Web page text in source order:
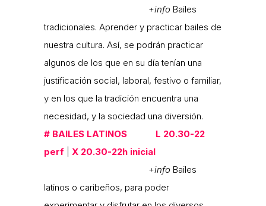
+info Bailes
tradicionales. Aprender y practicar bailes de
nuestra cultura. Así, se podrán practicar
algunos de los que en su día tenían una
justificación social, laboral, festivo o familiar,
y en los que la tradición encuentra una
necesidad, y la sociedad una diversión.
# BAILES LATINOS L 20.30-22
perf
X 20.30-22h inicial
+info Bailes
latinos o caribeños, para poder